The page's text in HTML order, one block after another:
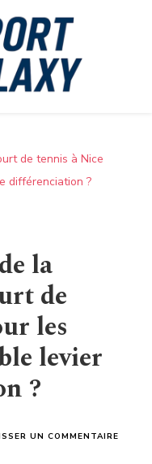
de tennis à Nice
différenciation ?
la
de
les
levier
?
UN COMMENTAIRE